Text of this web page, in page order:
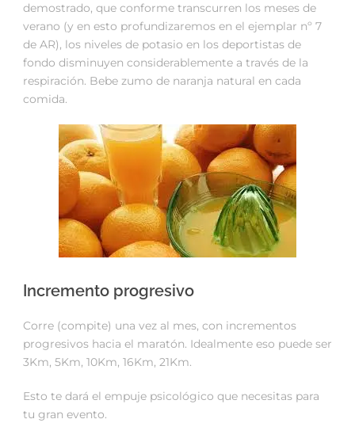
demostrado, que conforme transcurren los meses de
verano (y en esto profundizaremos en el ejemplar nº 7
de AR), los niveles de potasio en los deportistas de
fondo disminuyen considerablemente a través de la
respiración. Bebe zumo de naranja natural en cada
comida.
Incremento progresivo
Corre (compite) una vez al mes, con incrementos
progresivos hacia el maratón. Idealmente eso puede ser
3Km, 5Km, 10Km, 16Km, 21Km.
Esto te dará el empuje psicológico que necesitas para
tu gran evento.